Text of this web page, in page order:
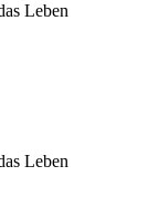
Leben
Leben